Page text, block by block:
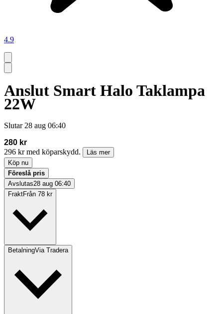
4.9
Anslut Smart Halo Taklampa
22W
Slutar 28 aug 06:40
280 kr
296 kr med köparskydd.
Läs mer
Köp nu
Föreslå pris
Avslutas28 aug 06:40
FraktFrån 78 kr
BetalningVia Tradera